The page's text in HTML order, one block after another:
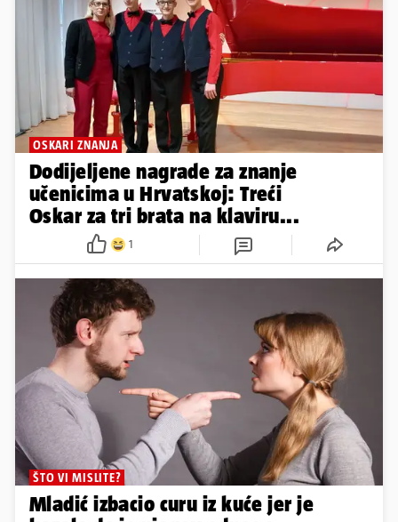
OSKARI ZNANJA
Dodijeljene nagrade za znanje
učenicima u Hrvatskoj: Treći
Oskar za tri brata na klaviru...
1
ŠTO VI MISLITE?
Mladić izbacio curu iz kuće jer je